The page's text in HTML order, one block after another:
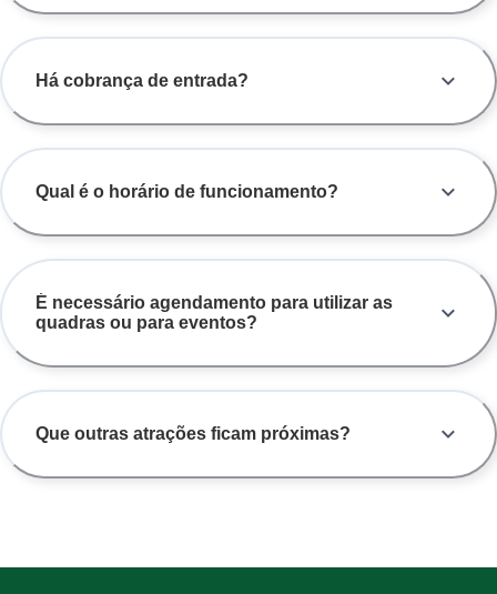
Há cobrança de entrada?
Qual é o horário de funcionamento?
É necessário agendamento para utilizar as
quadras ou para eventos?
Que outras atrações ficam próximas?